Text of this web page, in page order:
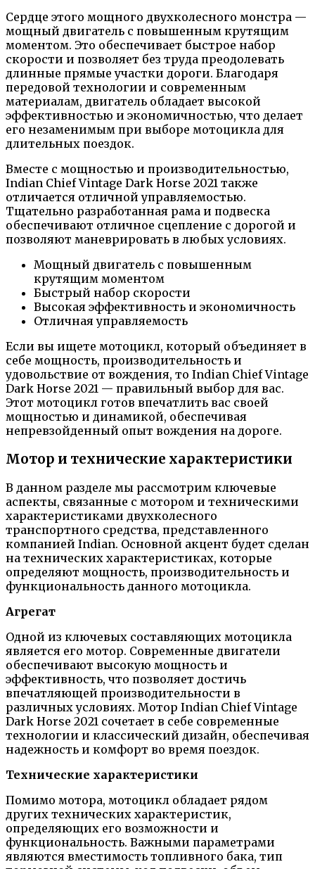
Сердце этого мощного двухколесного монстра —
мощный двигатель с повышенным крутящим
моментом. Это обеспечивает быстрое набор
скорости и позволяет без труда преодолевать
длинные прямые участки дороги. Благодаря
передовой технологии и современным
материалам, двигатель обладает высокой
эффективностью и экономичностью, что делает
его незаменимым при выборе мотоцикла для
длительных поездок.
Вместе с мощностью и производительностью,
Indian Chief Vintage Dark Horse 2021 также
отличается отличной управляемостью.
Тщательно разработанная рама и подвеска
обеспечивают отличное сцепление с дорогой и
позволяют маневрировать в любых условиях.
Мощный двигатель с повышенным
крутящим моментом
Быстрый набор скорости
Высокая эффективность и экономичность
Отличная управляемость
Если вы ищете мотоцикл, который объединяет в
себе мощность, производительность и
удовольствие от вождения, то Indian Chief Vintage
Dark Horse 2021 — правильный выбор для вас.
Этот мотоцикл готов впечатлить вас своей
мощностью и динамикой, обеспечивая
непревзойденный опыт вождения на дороге.
Мотор и технические характеристики
В данном разделе мы рассмотрим ключевые
аспекты, связанные с мотором и техническими
характеристиками двухколесного
транспортного средства, представленного
компанией Indian. Основной акцент будет сделан
на технических характеристиках, которые
определяют мощность, производительность и
функциональность данного мотоцикла.
Агрегат
Одной из ключевых составляющих мотоцикла
является его мотор. Современные двигатели
обеспечивают высокую мощность и
эффективность, что позволяет достичь
впечатляющей производительности в
различных условиях. Мотор Indian Chief Vintage
Dark Horse 2021 сочетает в себе современные
технологии и классический дизайн, обеспечивая
надежность и комфорт во время поездок.
Технические характеристики
Помимо мотора, мотоцикл обладает рядом
других технических характеристик,
определяющих его возможности и
функциональность. Важными параметрами
являются вместимость топливного бака, тип